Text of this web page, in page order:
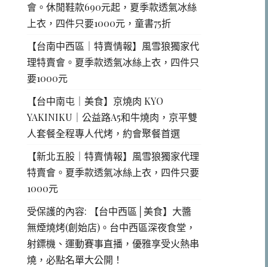
會。休閒鞋款690元起，夏季款透氣冰絲
上衣，四件只要1000元，童書75折
【台南中西區｜特賣情報】風雪狼獨家代
理特賣會。夏季款透氣冰絲上衣，四件只
要1000元
【台中南屯｜美食】京燒肉 KYO
YAKINIKU｜公益路A5和牛燒肉，京平雙
人套餐全程專人代烤，約會聚餐首選
【新北五股｜特賣情報】風雪狼獨家代理
特賣會。夏季款透氣冰絲上衣，四件只要
1000元
受保護的內容: 【台中西區│美食】大醬
無煙燒烤(創始店)。台中西區深夜食堂，
射鏢機、運動賽事直播，優雅享受火熱串
燒，必點名單大公開！